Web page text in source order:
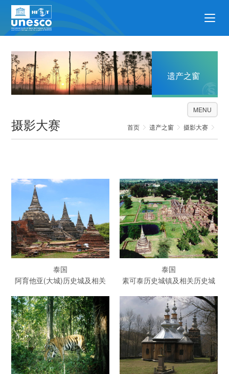
遗产之窗
摄影大赛 首页 遗产之窗 摄影大赛
MENU
泰国
阿育他亚(大城)历史城及相关
泰国
素可泰历史城镇及相关历史城